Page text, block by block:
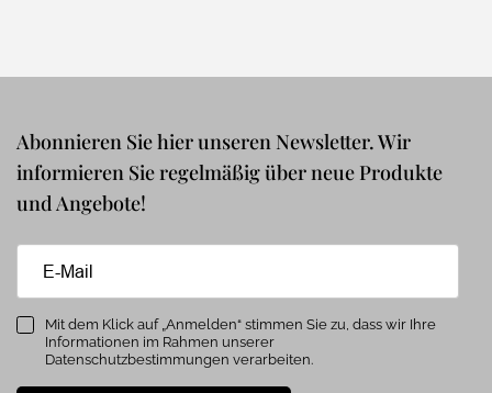
Abonnieren Sie hier unseren Newsletter. Wir
informieren Sie regelmäßig über neue Produkte
und Angebote!
Mit dem Klick auf „Anmelden“ stimmen Sie zu, dass wir Ihre
Informationen im Rahmen unserer
Datenschutzbestimmungen verarbeiten.